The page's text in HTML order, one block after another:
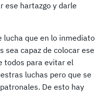
ese hartazgo y darle
lucha que en lo inmediato
sea capaz de colocar ese
todos para evitar el
luchas pero que se
De esto hay